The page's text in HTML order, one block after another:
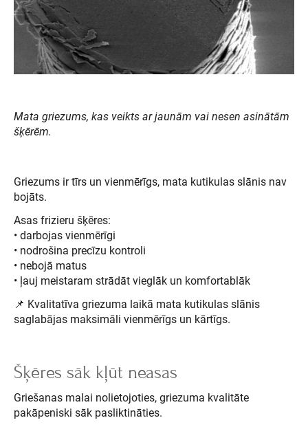
Mata griezums, kas veikts ar jaunām vai nesen asinātām
šķērēm.
Griezums ir tīrs un vienmērīgs, mata kutikulas slānis nav
bojāts.
Asas frizieru šķēres:
• darbojas vienmērīgi
• nodrošina precīzu kontroli
• nebojā matus
• ļauj meistaram strādāt vieglāk un komfortablāk
📌 Kvalitatīva griezuma laikā mata kutikulas slānis
saglabājas maksimāli vienmērīgs un kārtīgs.
Šķēres sāk kļūt neasas
Griešanas malai nolietojoties, griezuma kvalitāte
pakāpeniski sāk pasliktināties.